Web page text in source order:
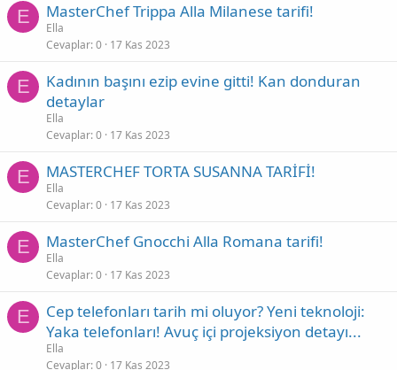
E MasterChef Trippa Alla Milanese tarifi!
Ella
Cevaplar 0 17 Kas 2023
E
Kadının başını ezip evine gitti! Kan donduran
detaylar
Ella
Cevaplar 0 17 Kas 2023
E MASTERCHEF TORTA SUSANNA TARİFİ!
Ella
Cevaplar 0 17 Kas 2023
E MasterChef Gnocchi Alla Romana tarifi!
Ella
Cevaplar 0 17 Kas 2023
E
Cep telefonları tarih mi oluyor? Yeni teknoloji:
Yaka telefonları! Avuç içi projeksiyon detayı...
Ella
Cevaplar 0 17 Kas 2023